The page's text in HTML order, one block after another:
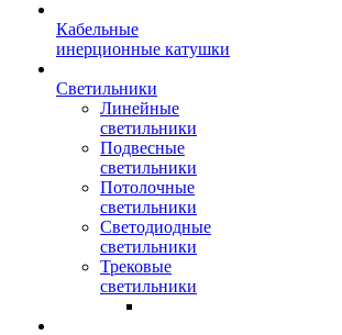
Кабельные
инерционные катушки
Светильники
Линейные
светильники
Подвесные
светильники
Потолочные
светильники
Светодиодные
светильники
Трековые
светильники